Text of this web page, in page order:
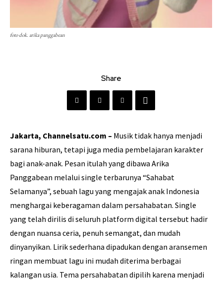
foto dok. arika panggabean
Share
Jakarta, Channelsatu.com – Musik tidak hanya menjadi
sarana hiburan, tetapi juga media pembelajaran karakter
bagi anak-anak. Pesan itulah yang dibawa Arika
Panggabean melalui single terbarunya “Sahabat
Selamanya”, sebuah lagu yang mengajak anak Indonesia
menghargai keberagaman dalam persahabatan. Single
yang telah dirilis di seluruh platform digital tersebut hadir
dengan nuansa ceria, penuh semangat, dan mudah
dinyanyikan. Lirik sederhana dipadukan dengan aransemen
ringan membuat lagu ini mudah diterima berbagai
kalangan usia. Tema persahabatan dipilih karena menjadi